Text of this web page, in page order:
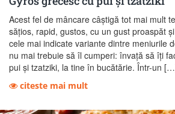
Acest fel de mâncare câștigă tot mai mult
sățios, rapid, gustos, cu un gust proaspăt
cele mai indicate variante dintre meniurile
nu mai trebuie să îl cumperi: învață să îți
pui și tzatziki, la tine în bucătărie. Într-un
citeste mai mult